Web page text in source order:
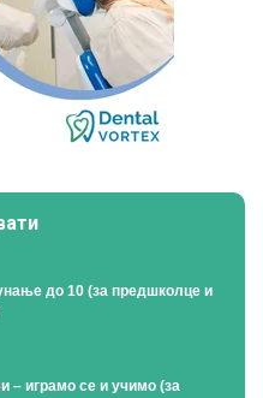
до 10 (за предшколце и
– играмо се и учимо (за